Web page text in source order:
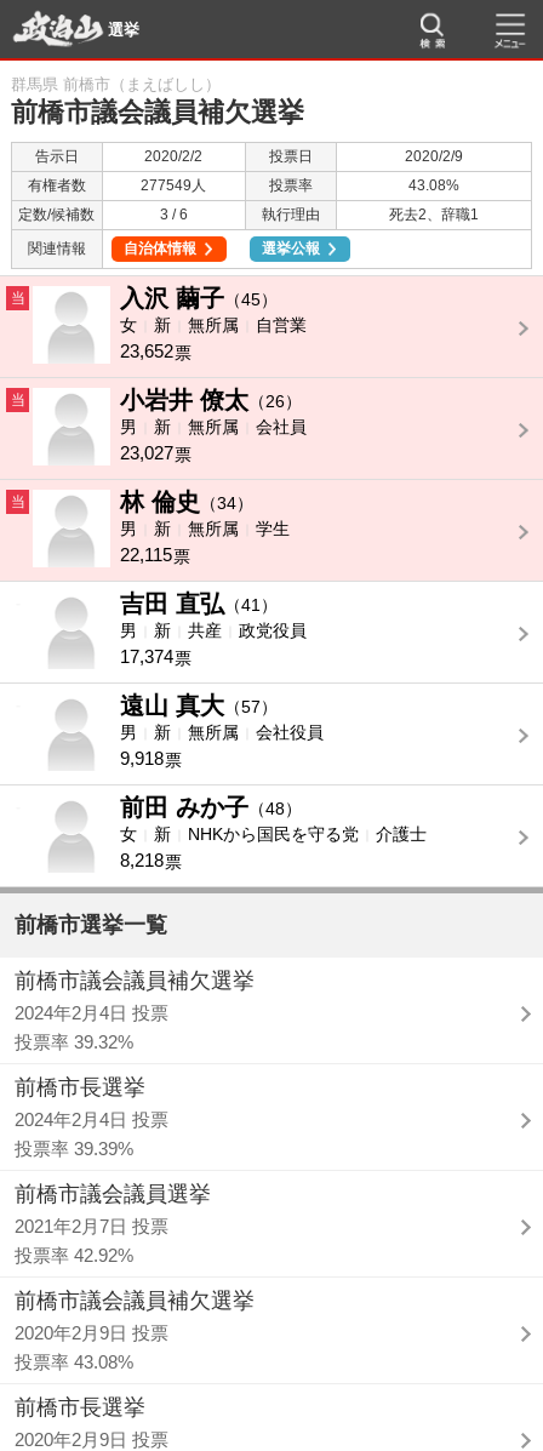
選挙
群馬県 前橋市（まえばしし）
前橋市議会議員補欠選挙
告示日 2020/2/2 投票日
2020/2/9
有権者数
277549人 投票率
43.08%
定数/候補数
3 / 6 執行理由
死去2、辞職1
関連情報
自治体情報 選挙公報
当 入沢 繭子 （45）
女
新 無所属 自営業
23,652票
当 小岩井 僚太 （26）
男
新 無所属 会社員
23,027票
当 林 倫史
（34）
男
新 無所属 学生
22,115票
吉田 直弘 （41）
男
新 共産 政党役員
17,374票
遠山 真大 （57）
男
新 無所属 会社役員
9,918票
前田 みか子 （48）
女
新 NHKから国民を守る党 介護士
8,218票
前橋市選挙一覧
前橋市議会議員補欠選挙
2024年2月4日 投票
投票率 39.32%
前橋市長選挙
2024年2月4日 投票
投票率 39.39%
前橋市議会議員選挙
2021年2月7日 投票
投票率 42.92%
前橋市議会議員補欠選挙
2020年2月9日 投票
投票率 43.08%
前橋市長選挙
2020年2月9日 投票